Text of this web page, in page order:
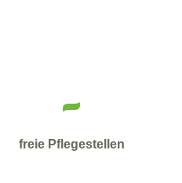
-
freie Pflegestellen